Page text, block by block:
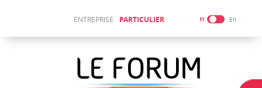
ENTREPRISE PARTICULIER Fr En